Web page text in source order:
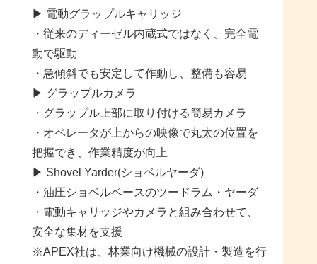
▶ 電動グラップルキャリッジ
・従来のディーゼル内蔵式ではなく、完全電
動で駆動
・急傾斜でも安定して作動し、整備も容易
▶ グラップルカメラ
・グラップル上部に取り付ける簡易カメラ
・オペレータが上からの映像で丸太の位置を
把握でき、作業精度が向上
▶ Shovel Yarder(ショベルヤーダ)
・油圧ショベルベースのツードラム・ヤーダ
・電動キャリッジやカメラと組み合わせて、
安全な集材を支援
※APEX社は、林業向け機械の設計・製造を行